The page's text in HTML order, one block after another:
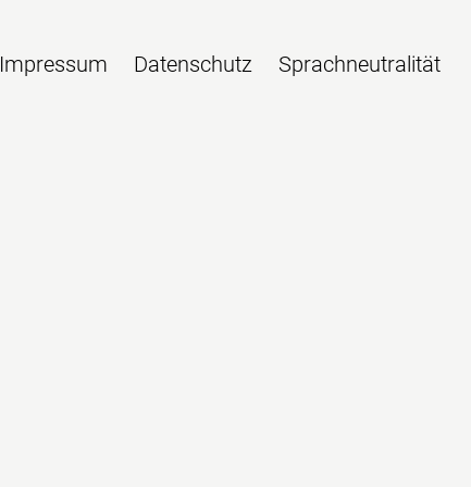
Impressum Datenschutz Sprachneutralität